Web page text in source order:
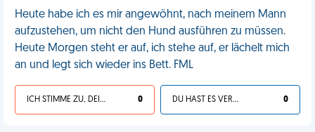
Heute habe ich es mir angewöhnt, nach meinem Mann
aufzustehen, um nicht den Hund ausführen zu müssen.
Heute Morgen steht er auf, ich stehe auf, er lächelt mich
an und legt sich wieder ins Bett. FML
ICH STIMME ZU, DEIN LEBEN IST SCHEISSE 0 DU HAST ES VERDIENT 0